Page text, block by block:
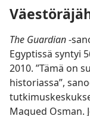
The Guardian-
Egyptissä syntyi
2010. ”Tämä on
historiassa”,
Magued Osman.